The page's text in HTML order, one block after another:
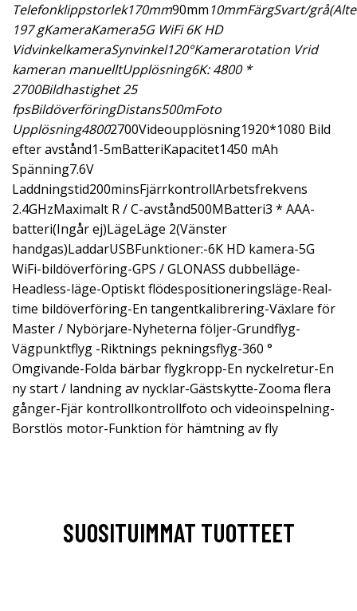
Telefonklippstorlek170mm90mm 10mmFärgSvart/
197 gKameraKamera5G WiFi 6K HD
VidvinkelkameraSynvinkel120°Kamerarotation Vrid
kameran manuelltUpplösning6K: 4800 *
2700Bildhastighet 25
fpsBildöverföringDistans500mFoto
Upplösning48002700Videoupplösning1920*1080 Bild
efter avstånd1-5mBatteriKapacitet1450 mAh
Spänning7.6V
Laddningstid200minsFjärrkontrollArbetsfrekvens
2.4GHzMaximalt R / C-avstånd500MBatteri3 * AAA-
batteri(Ingår ej)LägeLäge 2(Vänster
handgas)LaddarUSBFunktioner:-6K HD kamera-5G
WiFi-bildöverföring-GPS / GLONASS dubbelläge-
Headless-läge-Optiskt flödespositioneringsläge-Real-
time bildöverföring-En tangentkalibrering-Växlare för
Master / Nybörjare-Nyheterna följer-Grundflyg-
Vägpunktflyg -Riktnings pekningsflyg-360 °
Omgivande-Folda bärbar flygkropp-En nyckelretur-En
ny start / landning av nycklar-Gästskytte-Zooma flera
gånger-Fjär kontrollkontrollfoto och videoinspelning-
Borstlös motor-Funktion för hämtning av fly
SUOSITUIMMAT TUOTTEET